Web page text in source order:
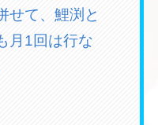
せて、鯉渕と
月1回は行な